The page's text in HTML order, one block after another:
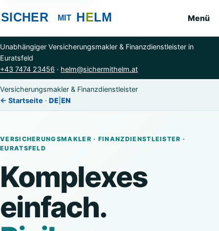
Menü
Unabhängiger Versicherungsmakler & Finanzdienstleister in
Euratsfeld
+43 7474 23456 · helm@sichermithelm.at
Versicherungsmakler & Finanzdienstleister
← Startseite · DE EN
VERSICHERUNGSMAKLER · FINANZDIENSTLEISTER ·
EURATSFELD
Komplexes
einfach.